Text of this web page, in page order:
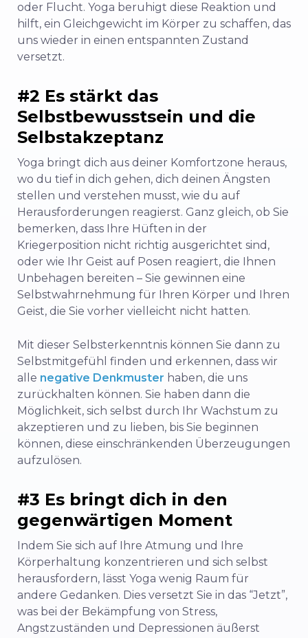
oder Flucht. Yoga beruhigt diese Reaktion und
hilft, ein Gleichgewicht im Körper zu schaffen, das
uns wieder in einen entspannten Zustand
versetzt.
#2 Es stärkt das
Selbstbewusstsein und die
Selbstakzeptanz
Yoga bringt dich aus deiner Komfortzone heraus,
wo du tief in dich gehen, dich deinen Ängsten
stellen und verstehen musst, wie du auf
Herausforderungen reagierst. Ganz gleich, ob Sie
bemerken, dass Ihre Hüften in der
Kriegerposition nicht richtig ausgerichtet sind,
oder wie Ihr Geist auf Posen reagiert, die Ihnen
Unbehagen bereiten – Sie gewinnen eine
Selbstwahrnehmung für Ihren Körper und Ihren
Geist, die Sie vorher vielleicht nicht hatten.
Mit dieser Selbsterkenntnis können Sie dann zu
Selbstmitgefühl finden und erkennen, dass wir
alle negative Denkmuster haben, die uns
zurückhalten können. Sie haben dann die
Möglichkeit, sich selbst durch Ihr Wachstum zu
akzeptieren und zu lieben, bis Sie beginnen
können, diese einschränkenden Überzeugungen
aufzulösen.
#3 Es bringt dich in den
gegenwärtigen Moment
Indem Sie sich auf Ihre Atmung und Ihre
Körperhaltung konzentrieren und sich selbst
herausfordern, lässt Yoga wenig Raum für
andere Gedanken. Dies versetzt Sie in das “Jetzt”,
was bei der Bekämpfung von Stress,
Angstzuständen und Depressionen äußerst